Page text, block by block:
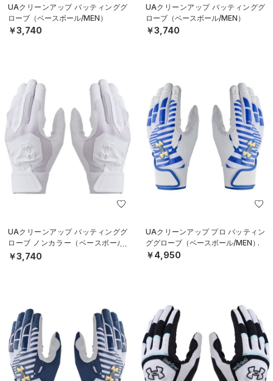
UAクリーンアップ バッティンググ
ローブ（ベースボール/MEN）
￥3,740
UAクリーンアップ バッティンググ
ローブ（ベースボール/MEN）
￥3,740
UAクリーンアップ バッティンググ
ローブ ノンカラー（ベースボール/
MEN）
￥3,740
UAクリーンアップ プロ バッティン
ググローブ（ベースボール/MEN）
￥4,950